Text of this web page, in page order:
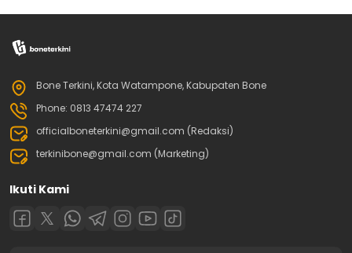
Bone Terkini, Kota Watampone, Kabupaten Bone
Phone: 0813 47474 227
officialboneterkini@gmail.com (Redaksi)
terkinibone@gmail.com (Marketing)
Ikuti Kami